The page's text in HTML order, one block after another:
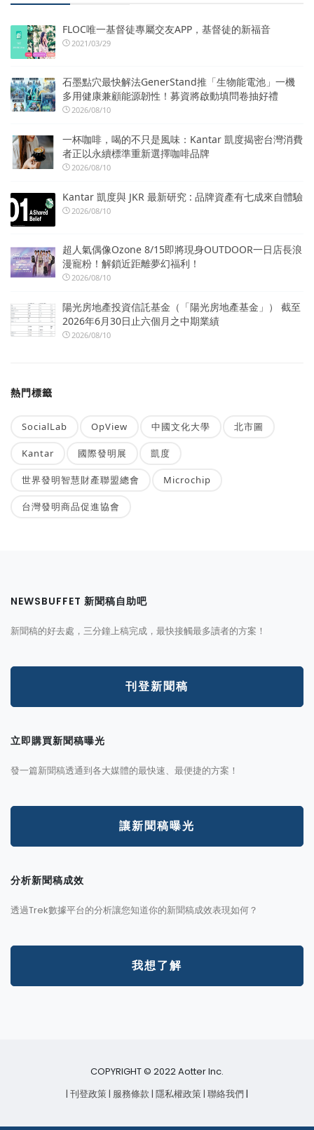
FLOC唯一基督徒專屬交友APP，基督徒的新福音
2021/03/29
石墨點穴最快解法GenerStand推「生物能電池」一機
多用健康兼顧能源韌性！募資將啟動填問卷抽好禮
2026/08/10
一杯咖啡，喝的不只是風味：Kantar 凱度揭密台灣消費
者正以永續標準重新選擇咖啡品牌
2026/08/10
Kantar 凱度與 JKR 最新研究 : 品牌資產有七成來自體驗
2026/08/10
超人氣偶像Ozone 8/15即將現身OUTDOOR一日店長浪
漫寵粉！解鎖近距離夢幻福利！
2026/08/10
陽光房地產投資信託基金（「陽光房地產基金」） 截至
2026年6月30日止六個月之中期業績
2026/08/10
熱門標籤
SocialLab OpView 中國文化大學 北市圖
Kantar 國際發明展 凱度
世界發明智慧財產聯盟總會 Microchip
台灣發明商品促進協會
NEWSBUFFET 新聞稿自助吧
新聞稿的好去處，三分鐘上稿完成，最快接觸最多讀者的方案！
刊登新聞稿
立即購買新聞稿曝光
發一篇新聞稿透通到各大媒體的最快速、最便捷的方案！
讓新聞稿曝光
分析新聞稿成效
透過Trek數據平台的分析讓您知道你的新聞稿成效表現如何？
我想了解
COPYRIGHT © 2022 Aotter Inc.
| 刊登政策 | 服務條款 | 隱私權政策 | 聯絡我們 |